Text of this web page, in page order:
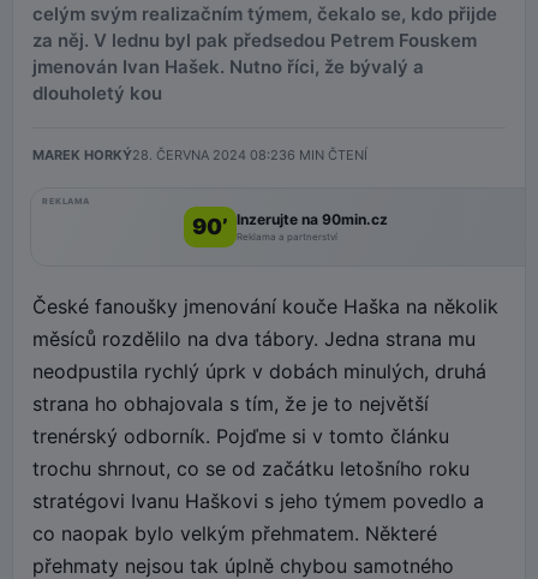
celým svým realizačním týmem, čekalo se, kdo přijde
za něj. V lednu byl pak předsedou Petrem Fouskem
jmenován Ivan Hašek. Nutno říci, že bývalý a
dlouholetý kou
MAREK HORKÝ28. ČERVNA 2024 08:236 MIN ČTENÍ
REKLAMA
90’ Inzerujte na 90min.cz
Reklama a partnerství
České fanoušky jmenování kouče Haška na několik
měsíců rozdělilo na dva tábory. Jedna strana mu
neodpustila rychlý úprk v dobách minulých, druhá
strana ho obhajovala s tím, že je to největší
trenérský odborník. Pojďme si v tomto článku
trochu shrnout, co se od začátku letošního roku
stratégovi Ivanu Haškovi s jeho týmem povedlo a
co naopak bylo velkým přehmatem. Některé
přehmaty nejsou tak úplně chybou samotného